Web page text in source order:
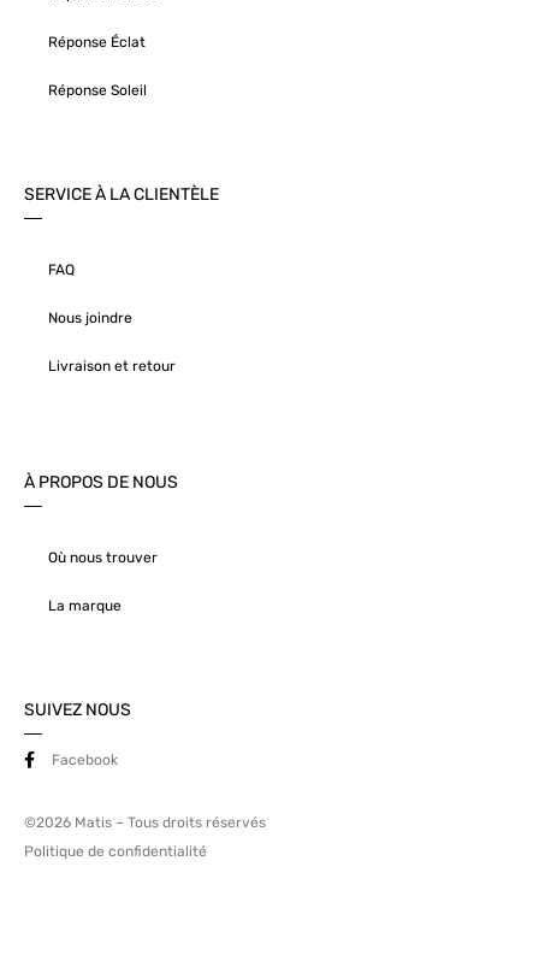
Réponse Éclat
Réponse Soleil
SERVICE À LA CLIENTÈLE
FAQ
Nous joindre
Livraison et retour
À PROPOS DE NOUS
Où nous trouver
La marque
SUIVEZ NOUS
Facebook
©2026 Matis – Tous droits réservés
Politique de confidentialité